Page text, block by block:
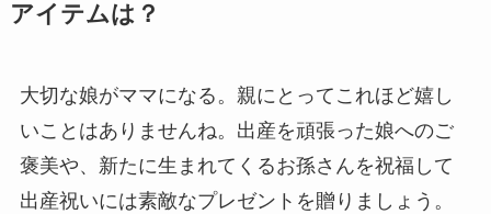
アイテムは？
大切な娘がママになる。親にとってこれほど嬉し
いことはありませんね。出産を頑張った娘へのご
褒美や、新たに生まれてくるお孫さんを祝福して
出産祝いには素敵なプレゼントを贈りましょう。